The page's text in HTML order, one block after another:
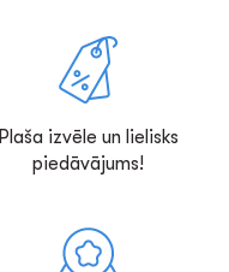
Plaša izvēle un lielisks
piedāvājums!